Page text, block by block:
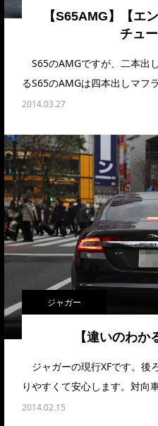
【S65AMG】【エ
チュ
S65のAMGですが、二本出
るS65のAMGは四本出しマフ
2014.03.27
ジャガー
【違いのわか
ジャガーの現行XFです。後
りやすくて安心します。対向
2014.02.15